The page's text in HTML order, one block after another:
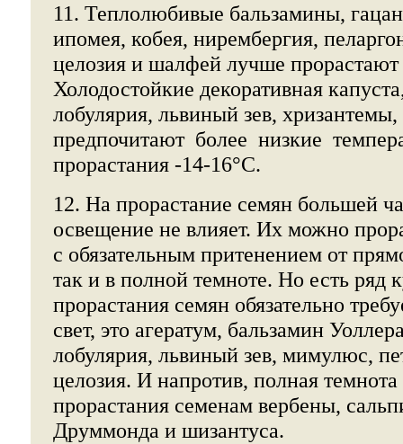
11. Теплолюбивые бальзамины,
ипомея, кобея, нирембергия,
целозия и шалфей лучше
Холодостойкие декоративная
лобулярия, львиный зев,
предпочитают более низкие
прорастания -14-16°С.
12. На прорастание семян большей
освещение не влияет. Их можно
с обязательным притенением от
так и в полной темноте. Но есть ряд
прорастания семян обязательно
свет, это агератум, бальзамин
лобулярия, львиный зев, мимулюс,
целозия. И напротив, полная темнота
прорастания семенам вербены,
Друммонда и шизантуса.